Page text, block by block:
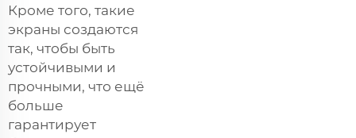
Кроме того, такие
экраны создаются
так, чтобы быть
устойчивыми и
прочными, что ещё
больше
гарантирует